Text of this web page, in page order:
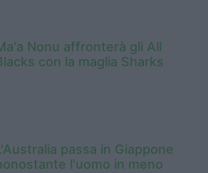
Nonu affronterà gli All
con la maglia Sharks
passa in Giappone
l'uomo in meno